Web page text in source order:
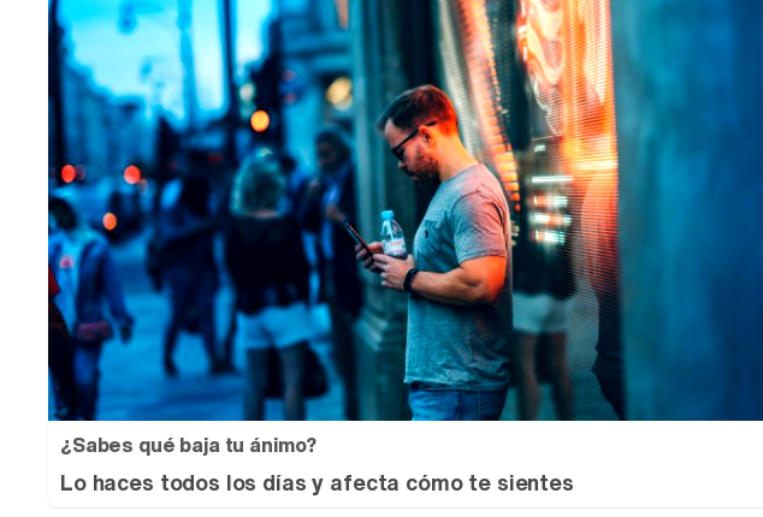
¿Sabes qué baja tu ánimo?
Lo haces todos los días y afecta cómo te sientes